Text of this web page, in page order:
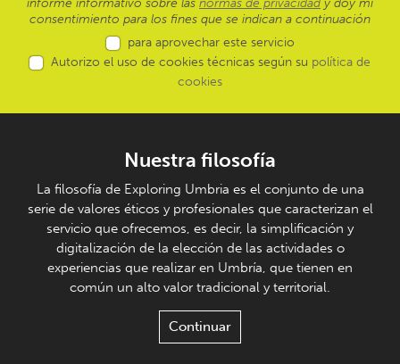
informe informativo sobre las normas de privacidad y doy mi
consentimiento para los fines que se indican a continuación
para aprovechar este servicio
Autorizo el uso de cookies técnicas según su política de
cookies
Nuestra filosofía
La filosofía de Exploring Umbria es el conjunto de una
serie de valores éticos y profesionales que caracterizan el
servicio que ofrecemos, es decir, la simplificación y
digitalización de la elección de las actividades o
experiencias que realizar en Umbría, que tienen en
común un alto valor tradicional y territorial.
Continuar